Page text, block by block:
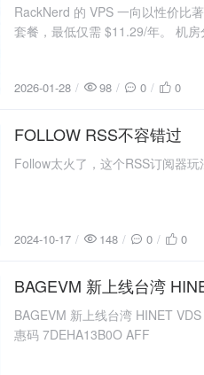
RackNerd 的 VPS 一向以性价比
套餐，最低仅需 $11.29/年。 机
2026-01-28 98 0 0
2024-10-17
FOLLOW RSS不容错过
Follow太火了，这个RSS订阅器
2024-10-17 148 0 0
2024-09-04
BAGEVM 新上线台湾
BAGEVM 新上线台湾 HINET
惠码 7DEHA13B0O AFF